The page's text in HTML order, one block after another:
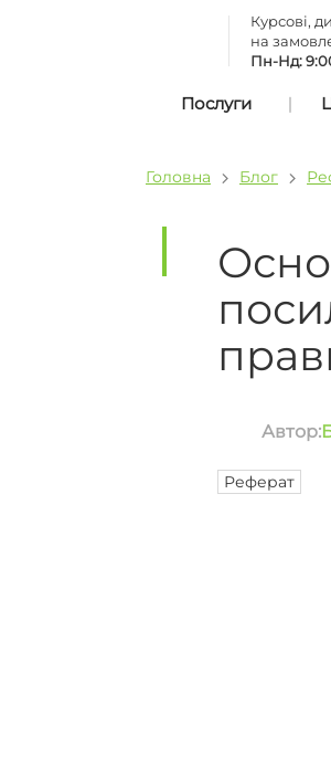
Курсові,
на
Пн-Нд:
Послуги
Головна Блог
Автор:
Реферат